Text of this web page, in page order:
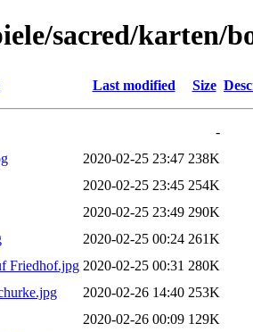
sacred/karten/
Last modified Size
-
2020-02-25 23:47 238K
2020-02-25 23:45 254K
2020-02-25 23:49 290K
2020-02-25 00:24 261K
Friedhof.jpg 2020-02-25 00:31 280K
2020-02-26 14:40 253K
2020-02-26 00:09 129K